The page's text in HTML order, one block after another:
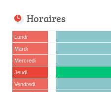
Horaires
Lundi
Mardi
Mercredi
Jeudi
Vendredi